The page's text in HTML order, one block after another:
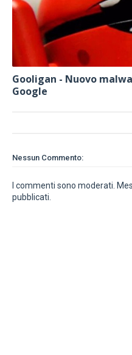
Gooligan - Nuovo
Google
Nessun Commento:
I commenti sono moderati.
pubblicati.